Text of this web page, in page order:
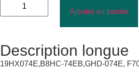
Ajouter au panier
Description longue
19HX074E,B8HC-74EB,GHD-074E,